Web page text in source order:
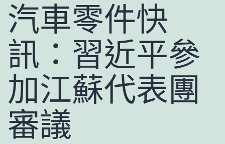
汽車零件快
訊：習近平參
加江蘇代表團
審議